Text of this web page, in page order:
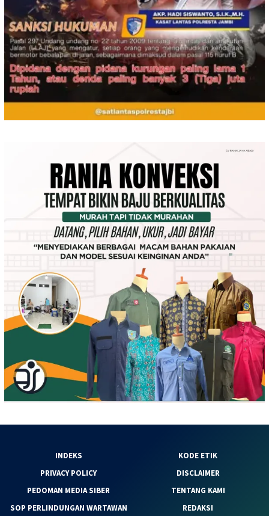
INDEKS
KODE ETIK
PRIVACY POLICY
DISCLAIMER
PEDOMAN MEDIA SIBER
TENTANG KAMI
SOP PERLINDUNGAN WARTAWAN
REDAKSI